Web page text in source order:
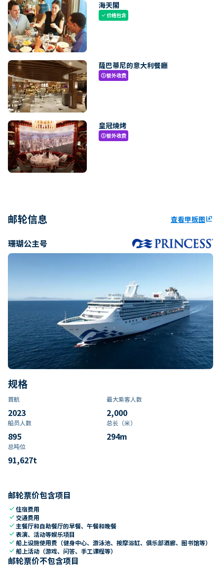
海天閣
check价格包含
薩巴蒂尼的意大利餐廳
paid额外收费
皇冠燒烤
paid额外收费
邮轮信息 查看甲板图ungroup
珊瑚公主号
规格
首航
2023
最大乘客人数
2,000
船员人数
895
总长（米）
294m
总吨位
91,627t
邮轮票价包含项目
check住宿费用
check 交通费用
check 主餐厅和自助餐厅的早餐、午餐和晚餐
check表演、活动等娱乐项目
check船上设施使用费（健身中心、游泳池、按摩浴缸、俱乐部酒廊、图书馆等）
check船上活动（游戏、问答、手工课程等）
邮轮票价不包含项目